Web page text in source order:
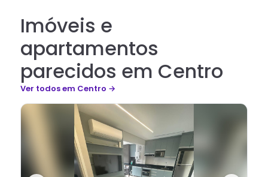
Imóveis e
apartamentos
parecidos em Centro
Ver todosem Centro →